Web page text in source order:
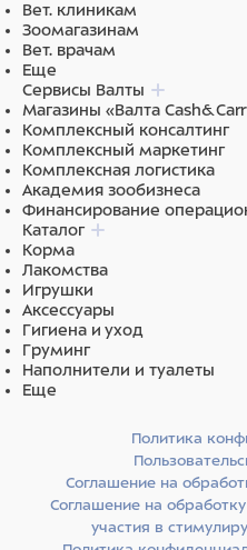
Вет. клиникам
Зоомагазинам
Вет. врачам
Еще
Сервисы Валты
Магазины «Валта
Комплексный консалтинг
Комплексный маркетинг
Комплексная логистика
Академия зообизнеса
Финансирование
Каталог
Корма
Лакомства
Игрушки
Аксессуары
Гигиена и уход
Груминг
Наполнители и туалеты
Еще
Политика
Соглашение на
Соглашение на
участия в